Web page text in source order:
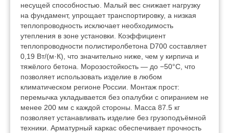
несущей способностью. Малый вес снижает нагрузку
на фундамент, упрощает транспортировку, а низкая
теплопроводность исключает необходимость
утепления в зоне установки. Коэффициент
теплопроводности полистиролбетона D700 составляет
0,19 Вт/(м·К), что значительно ниже, чем у кирпича и
тяжёлого бетона. Морозостойкость — до −50°C, что
позволяет использовать изделие в любом
климатическом регионе России. Монтаж прост:
перемычка укладывается без опалубки с опиранием не
менее 200 мм с каждой стороны. Масса 87.5 кг
позволяет устанавливать изделие без грузоподъёмной
техники. Арматурный каркас обеспечивает прочность